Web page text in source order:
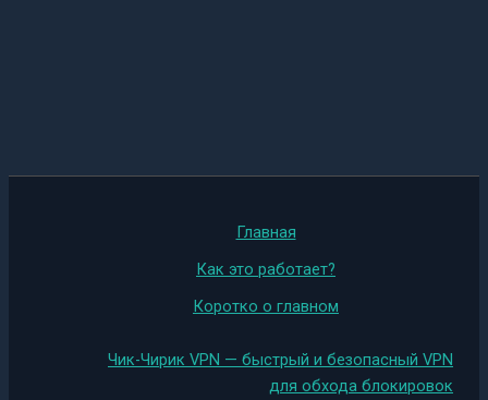
Главная
Как это работает?
Коротко о главном
Чик-Чирик VPN — быстрый и безопасный VPN
для обхода блокировок